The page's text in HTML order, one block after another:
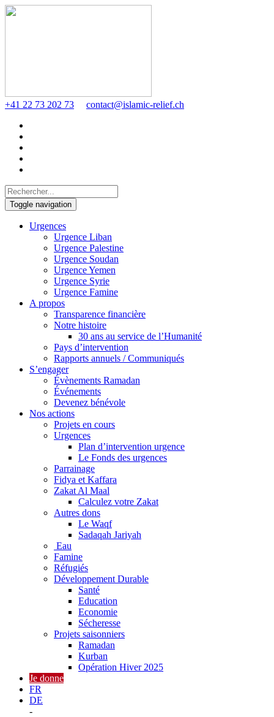
+41 22 73 202 73 contact@islamic-relief.ch
Toggle navigation
Urgences
Urgence Liban
Urgence Palestine
Urgence Soudan
Urgence Yemen
Urgence Syrie
Urgence Famine
A propos
Transparence financière
Notre histoire
30 ans au service de l’Humanité
Pays d’intervention
Rapports annuels / Communiqués
S’engager
Évènements Ramadan
Événements
Devenez bénévole
Nos actions
Projets en cours
Urgences
Plan d’intervention urgence
Le Fonds des urgences
Parrainage
Fidya et Kaffara
Zakat Al Maal
Calculez votre Zakat
Autres dons
Le Waqf
Sadaqah Jariyah
Eau
Famine
Réfugiés
Développement Durable
Santé
Education
Economie
Sécheresse
Projets saisonniers
Ramadan
Kurban
Opération Hiver 2025
Je donne
FR
DE
-